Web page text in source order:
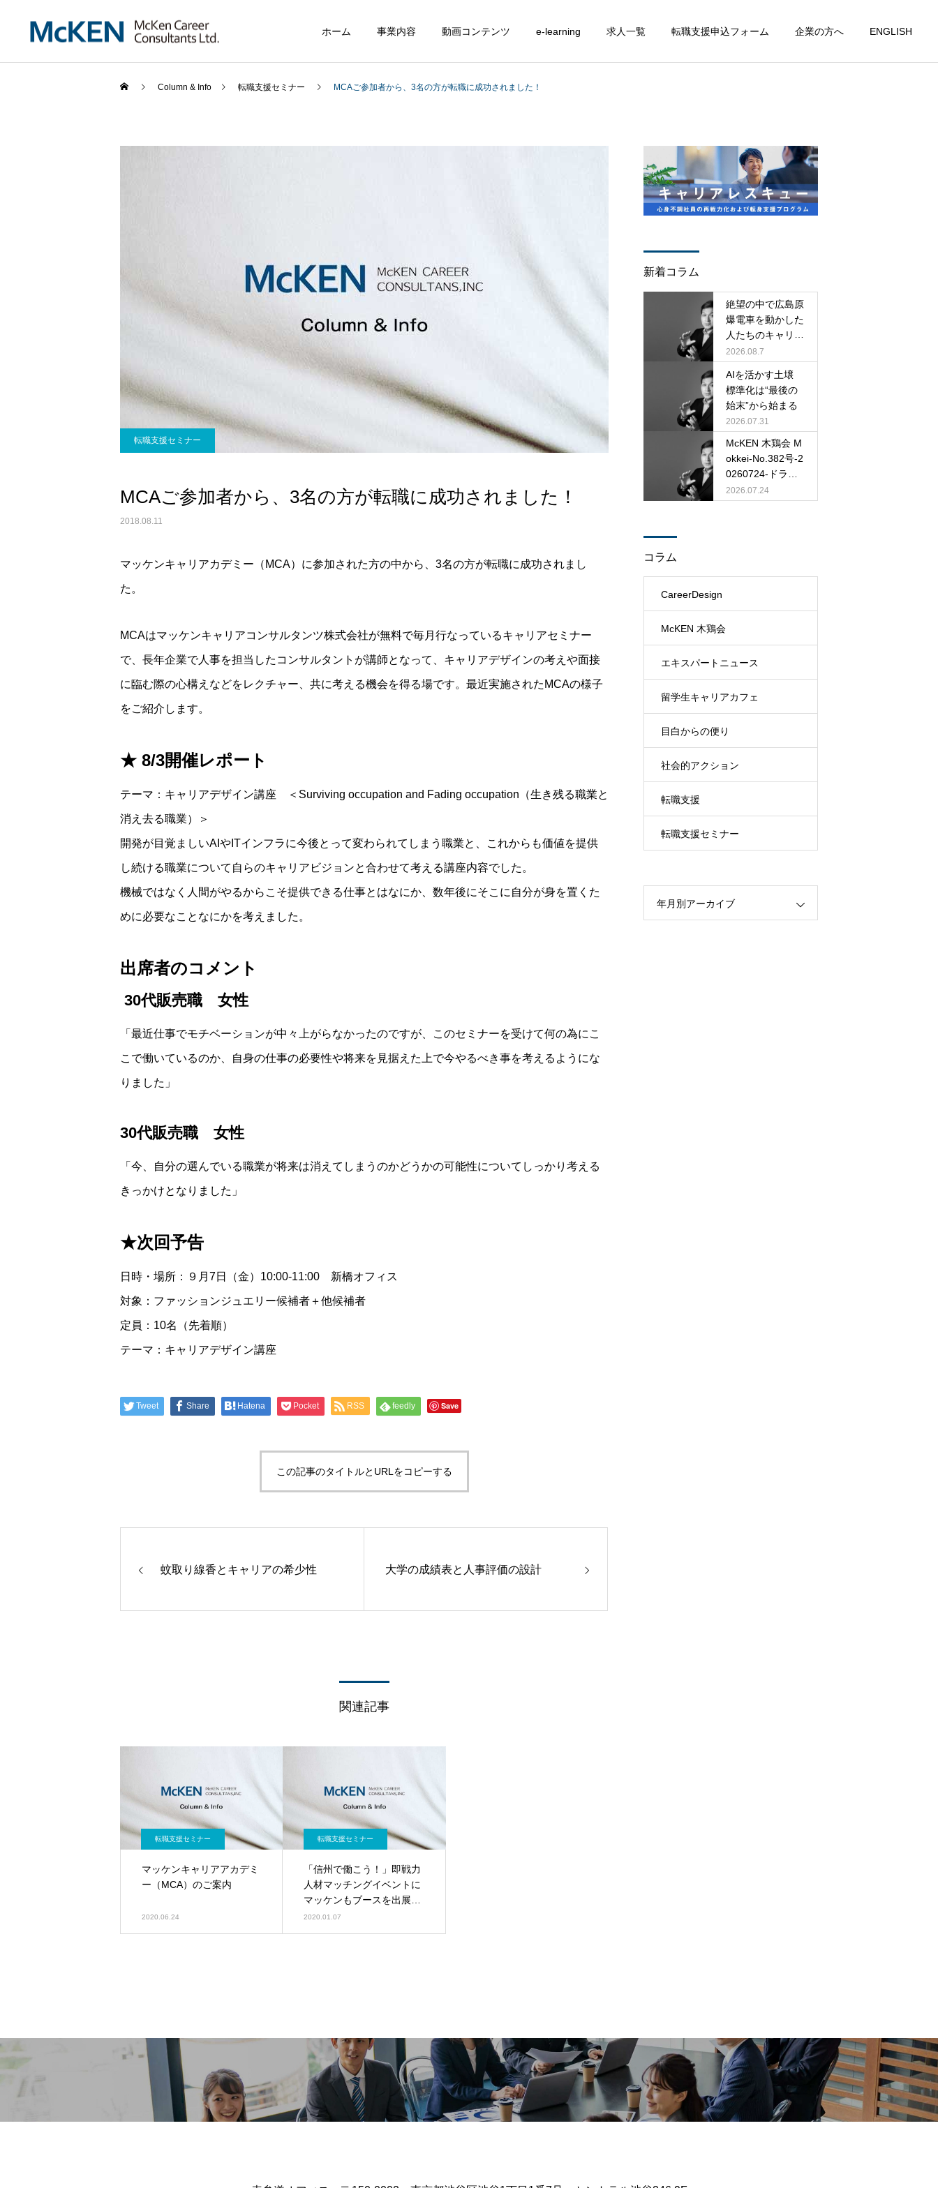
ホーム 事業内容 動画コンテンツ e-learning 求人一覧 転職支援申込フォーム 企業の方へ ENGLISH
Column & Info 転職支援セミナー MCAご参加者から、3名の方が転職に成功されました！
転職支援セミナー
MCAご参加者から、3名の方が転職に成功されました！
2018.08.11
マッケンキャリアカデミー（MCA）に参加された方の中から、3名の方が転職に成功されまし
た。
MCAはマッケンキャリアコンサルタンツ株式会社が無料で毎月行なっているキャリアセミナー
で、長年企業で人事を担当したコンサルタントが講師となって、キャリアデザインの考えや面接
に臨む際の心構えなどをレクチャー、共に考える機会を得る場です。最近実施されたMCAの様子
をご紹介します。
★ 8/3開催レポート
テーマ：キャリアデザイン講座 ＜Surviving occupation and Fading occupation（生き残る職業と
消え去る職業）＞
開発が目覚ましいAIやITインフラに今後とって変わられてしまう職業と、これからも価値を提供
し続ける職業について自らのキャリアビジョンと合わせて考える講座内容でした。
機械ではなく人間がやるからこそ提供できる仕事とはなにか、数年後にそこに自分が身を置くた
めに必要なことなにかを考えました。
出席者のコメント
30代販売職 女性
「最近仕事でモチベーションが中々上がらなかったのですが、このセミナーを受けて何の為にこ
こで働いているのか、自身の仕事の必要性や将来を見据えた上で今やるべき事を考えるようにな
りました」
30代販売職 女性
「今、自分の選んでいる職業が将来は消えてしまうのかどうかの可能性についてしっかり考える
きっかけとなりました」
★次回予告
日時・場所：９月7日（金）10:00-11:00 新橋オフィス
対象：ファッションジュエリー候補者＋他候補者
定員：10名（先着順）
テーマ：キャリアデザイン講座
Tweet Share Hatena Pocket RSS feedly Save
この記事のタイトルとURLをコピーする
蚊取り線香とキャリアの希少性 大学の成績表と人事評価の設計
関連記事
転職支援セミナー
マッケンキャリアアカデミ
ー（MCA）のご案内
2020.06.24
転職支援セミナー
「信州で働こう！」即戦力
人材マッチングイベントに
マッケンもブースを出展し
ます
2020.01.07
新着コラム
絶望の中で広島原
爆電車を動かした
人たちのキャリア
観
2026.08.7
AIを活かす土壌
標準化は“最後の
始末”から始まる
2026.07.31
McKEN 木鶏会 M
okkei-No.382号-2
0260724-ドラッ
カー P. F. Druck
er
2026.07.24
コラム
CareerDesign
McKEN 木鶏会
エキスパートニュース
留学生キャリアカフェ
（MRCC）
目白からの便り
社会的アクション
転職支援
転職支援セミナー
年月別アーカイブ